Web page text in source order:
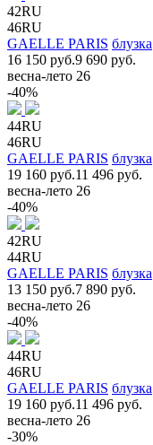
42RU
46RU
GAELLE PARIS блузка
16 150 руб.9 690 руб.
весна-лето 26
-40%
44RU
46RU
GAELLE PARIS блузка
19 160 руб.11 496 руб.
весна-лето 26
-40%
42RU
44RU
GAELLE PARIS блузка
13 150 руб.7 890 руб.
весна-лето 26
-40%
44RU
46RU
GAELLE PARIS блузка
19 160 руб.11 496 руб.
весна-лето 26
-30%